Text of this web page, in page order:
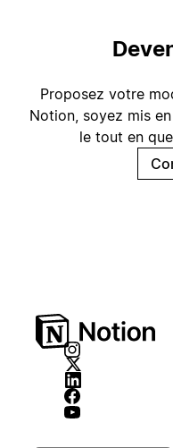
Proposez votre
Notion, soyez mis
le tout en